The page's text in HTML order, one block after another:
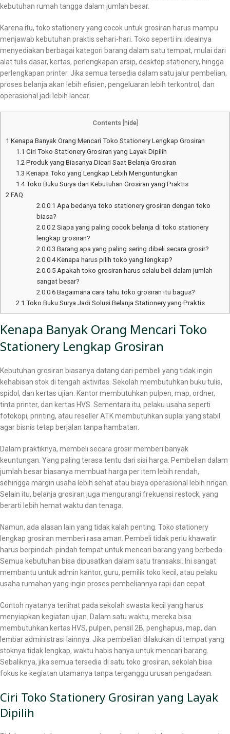
kebutuhan rumah tangga dalam jumlah besar.
Karena itu, toko stationery yang cocok untuk grosiran harus mampu
menjawab kebutuhan praktis sehari-hari. Toko seperti ini idealnya
menyediakan berbagai kategori barang dalam satu tempat, mulai dari
alat tulis dasar, kertas, perlengkapan arsip, desktop stationery, hingga
perlengkapan printer. Jika semua tersedia dalam satu jalur pembelian,
proses belanja akan lebih efisien, pengeluaran lebih terkontrol, dan
operasional jadi lebih lancar.
Contents hide]
1 Kenapa Banyak Orang Mencari Toko Stationery Lengkap Grosiran
1.1 Ciri Toko Stationery Grosiran yang Layak Dipilih
1.2 Produk yang Biasanya Dicari Saat Belanja Grosiran
1.3 Kenapa Toko yang Lengkap Lebih Menguntungkan
1.4Toko Buku Surya dan Kebutuhan Grosiran yang Praktis
2 FAQ
2.0.0.1 Apa bedanya toko stationery grosiran dengan toko
biasa?
2.0.0.2 Siapa yang paling cocok belanja di toko stationery
lengkap grosiran?
2.0.0.3 Barang apa yang paling sering dibeli secara grosir?
2.0.0.4Kenapa harus pilih toko yang lengkap?
2.0.0.5Apakah toko grosiran harus selalu beli dalam jumlah
sangat besar?
2.0.0.6Bagaimana cara tahu toko grosiran itu bagus?
2.1 Toko Buku Surya Jadi Solusi Belanja Stationery yang Praktis
Kenapa Banyak Orang Mencari Toko
Stationery Lengkap Grosiran
Kebutuhan grosiran biasanya datang dari pembeli yang tidak ingin
kehabisan stok di tengah aktivitas. Sekolah membutuhkan buku tulis,
spidol, dan kertas ujian. Kantor membutuhkan pulpen, map, ordner,
tinta printer, dan kertas HVS. Sementara itu, pelaku usaha seperti
fotokopi, printing, atau reseller ATK membutuhkan suplai yang stabil
agar bisnis tetap berjalan tanpa hambatan.
Dalam praktiknya, membeli secara grosir memberi banyak
keuntungan. Yang paling terasa tentu dari sisi harga. Pembelian dalam
jumlah besar biasanya membuat harga per item lebih rendah,
sehingga margin usaha lebih sehat atau biaya operasional lebih ringan.
Selain itu, belanja grosiran juga mengurangi frekuensi restock, yang
berarti lebih hemat waktu dan tenaga.
Namun, ada alasan lain yang tidak kalah penting. Toko stationery
lengkap grosiran memberi rasa aman. Pembeli tidak perlu khawatir
harus berpindah-pindah tempat untuk mencari barang yang berbeda.
Semua kebutuhan bisa dipusatkan dalam satu transaksi. Ini sangat
membantu untuk admin kantor, guru, pemilik toko kecil, atau pelaku
usaha rumahan yang ingin proses pembeliannya rapi dan cepat.
Contoh nyatanya terlihat pada sekolah swasta kecil yang harus
menyiapkan kegiatan ujian. Dalam satu waktu, mereka bisa
membutuhkan kertas HVS, pulpen, pensil 2B, penghapus, map, dan
lembar administrasi lainnya. Jika pembelian dilakukan di tempat yang
stoknya tidak lengkap, waktu habis hanya untuk mencari barang.
Sebaliknya, jika semua tersedia di satu toko grosiran, sekolah bisa
fokus ke kegiatan utamanya tanpa terganggu urusan pengadaan.
Ciri Toko Stationery Grosiran yang Layak
Dipilih